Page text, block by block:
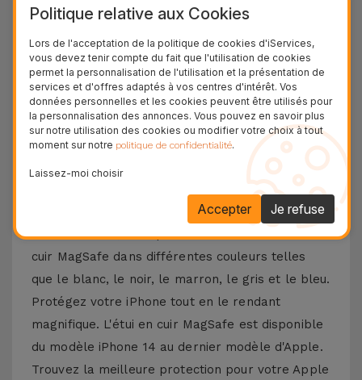
l'iPhone 16 etiPhone 17.
qu'une simple protection pour votre smartphone,
elles ajoutent une touche spéciale et
sophistiquée à votre téléphone portable.
Personnalisez votre smartphone selon votre
personnalité et exprimez-vous. Grâce à ses
couleurs élégantes, votre iPhone peut se
démarquer des autres grâce à cette coque en
Chez iServices, vous pouvez trouver cet étui en
cuir MagSafe dans différentes couleurs telles
que le blanc, le noir, le marron, le gris et le bleu.
Protégez votre iPhone tout en le rendant
magnifique. L'étui en cuir MagSafe est disponible
du modèle iPhone 14 au dernier modèle d'Apple.
Trouvez la meilleure protection pour votre Apple
Politique relative aux Cookies
Lors de l'acceptation de la politique de cookies d'iServices,
vous devez tenir compte du fait que l'utilisation de cookies
permet la personnalisation de l'utilisation et la présentation de
services et d'offres adaptés à vos centres d'intérêt. Vos
données personnelles et les cookies peuvent être utilisés pour
la personnalisation des annonces. Vous pouvez en savoir plus
sur notre utilisation des cookies ou modifier votre choix à tout
moment sur notre politique de confidentialité.
Laissez-moi choisir
Je refuse
Accepter